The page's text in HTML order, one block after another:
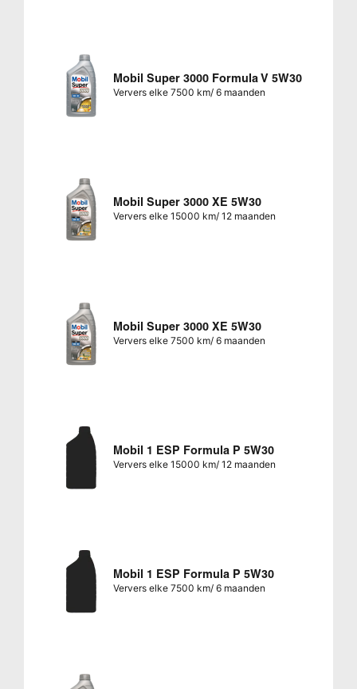
Mobil Super 3000 Formula V 5W30
Ververs elke 7500 km/ 6 maanden
Mobil Super 3000 XE 5W30
Ververs elke 15000 km/ 12 maanden
Mobil Super 3000 XE 5W30
Ververs elke 7500 km/ 6 maanden
Mobil 1 ESP Formula P 5W30
Ververs elke 15000 km/ 12 maanden
Mobil 1 ESP Formula P 5W30
Ververs elke 7500 km/ 6 maanden